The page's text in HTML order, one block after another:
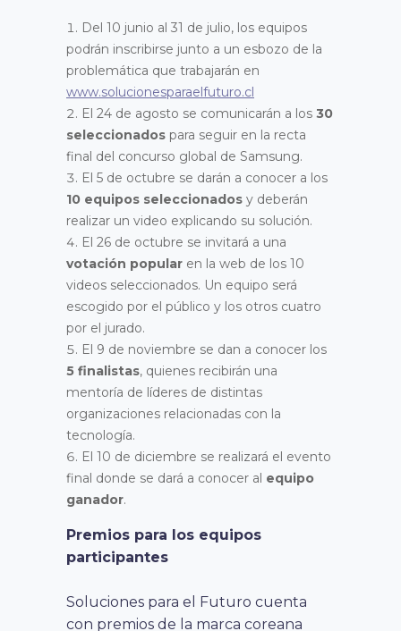
Del 10 junio al 31 de julio, los equipos
podrán inscribirse junto a un esbozo de la
problemática que trabajarán en
www.solucionesparaelfuturo.cl
El 24 de agosto se comunicarán a los 30
seleccionados para seguir en la recta
final del concurso global de Samsung.
El 5 de octubre se darán a conocer a los
10 equipos seleccionados y deberán
realizar un video explicando su solución.
El 26 de octubre se invitará a una
votación popular en la web de los 10
videos seleccionados. Un equipo será
escogido por el público y los otros cuatro
por el jurado.
El 9 de noviembre se dan a conocer los
5 finalistas, quienes recibirán una
mentoría de líderes de distintas
organizaciones relacionadas con la
tecnología.
El 10 de diciembre se realizará el evento
final donde se dará a conocer al equipo
ganador.
Premios para los equipos
participantes
Soluciones para el Futuro cuenta
con premios de la marca coreana